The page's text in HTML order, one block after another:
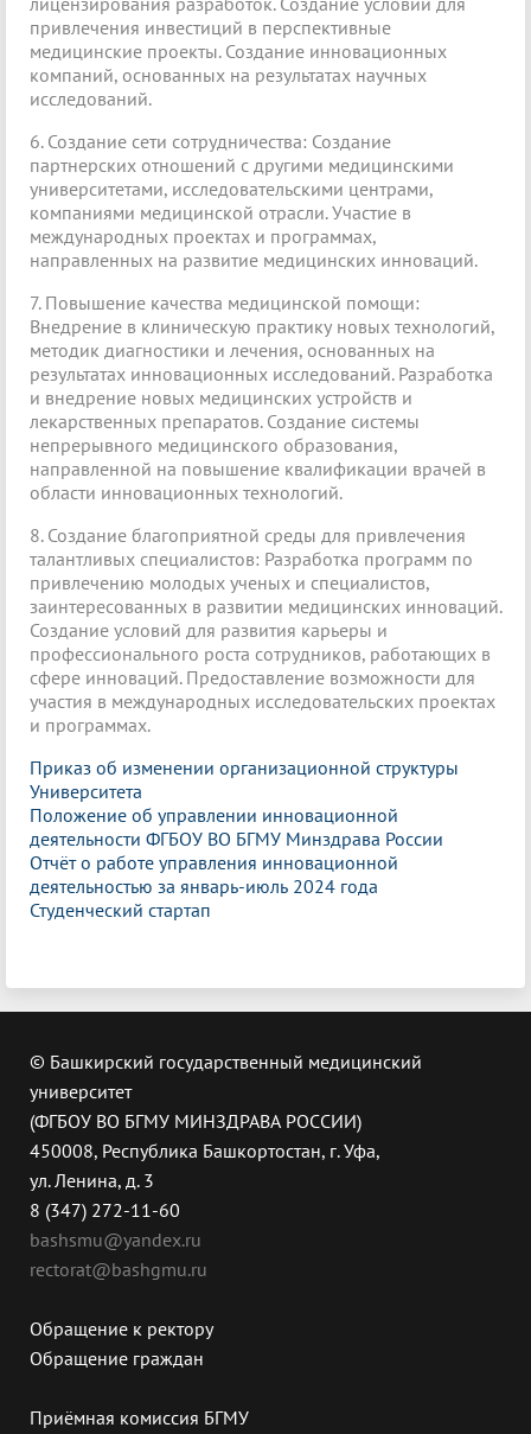
привлечения инвестиций в перспективные
медицинские проекты. Создание инновационных
компаний, основанных на результатах научных
исследований.
6. Создание сети сотрудничества: Создание
партнерских отношений с другими медицинскими
университетами, исследовательскими центрами,
компаниями медицинской отрасли. Участие в
международных проектах и программах,
направленных на развитие медицинских инноваций.
7. Повышение качества медицинской помощи:
Внедрение в клиническую практику новых технологий,
методик диагностики и лечения, основанных на
результатах инновационных исследований. Разработка
и внедрение новых медицинских устройств и
лекарственных препаратов. Создание системы
непрерывного медицинского образования,
направленной на повышение квалификации врачей в
области инновационных технологий.
8. Создание благоприятной среды для привлечения
талантливых специалистов: Разработка программ по
привлечению молодых ученых и специалистов,
заинтересованных в развитии медицинских инноваций.
Создание условий для развития карьеры и
профессионального роста сотрудников, работающих в
сфере инноваций. Предоставление возможности для
участия в международных исследовательских проектах
и программах.
Приказ об изменении организационной структуры
Университета
Положение об управлении инновационной
деятельности ФГБОУ ВО БГМУ Минздрава России
Отчёт о работе управления инновационной
деятельностью за январь-июль 2024 года
Студенческий стартап
© Башкирский государственный медицинский
университет
(ФГБОУ ВО БГМУ МИНЗДРАВА РОССИИ)
450008, Республика Башкортостан, г. Уфа,
ул. Ленина, д. 3
8 (347) 272-11-60
bashsmu@yandex.ru
rectorat@bashgmu.ru
Обращение к ректору
Обращение граждан
Приёмная комиссия БГМУ